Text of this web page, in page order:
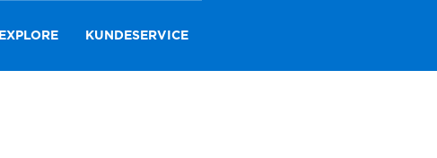
EXPLORE KUNDESERVICE